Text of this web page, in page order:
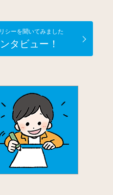
シーを聞いてみました
タビュー！